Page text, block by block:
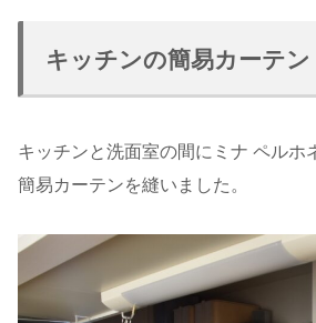
キッチンの簡易カーテン
キッチンと洗面室の間にミナ ペルホ
簡易カーテンを縫いました。